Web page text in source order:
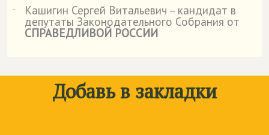
˙
Кашигин Сергей Витальевич – кандидат в
депутаты Законодательного Собрания от
СПРАВЕДЛИВОЙ РОССИИ
Добавь в закладки